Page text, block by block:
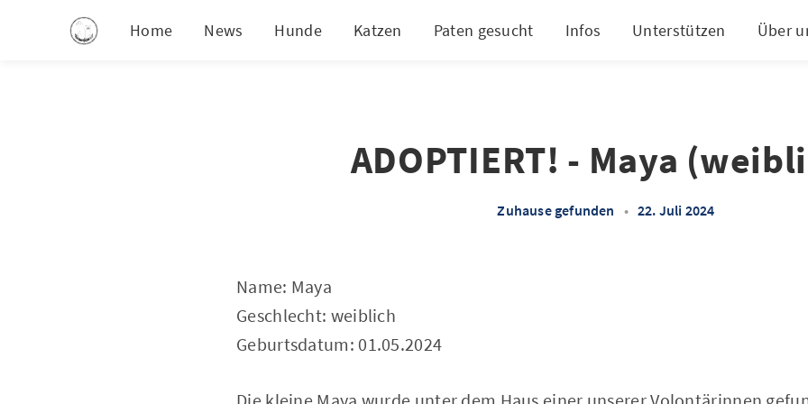
Home News Hunde Katzen Paten gesucht Infos Unterstützen Über
ADOPTIERT! - Maya
Zuhause gefunden • 22. Juli 2024
Name: Maya
Geschlecht: weiblich
Geburtsdatum: 01.05.2024